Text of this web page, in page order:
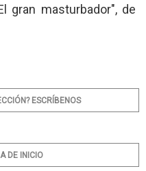
gran masturbador", de
ESCRÍBENOS
DE INICIO